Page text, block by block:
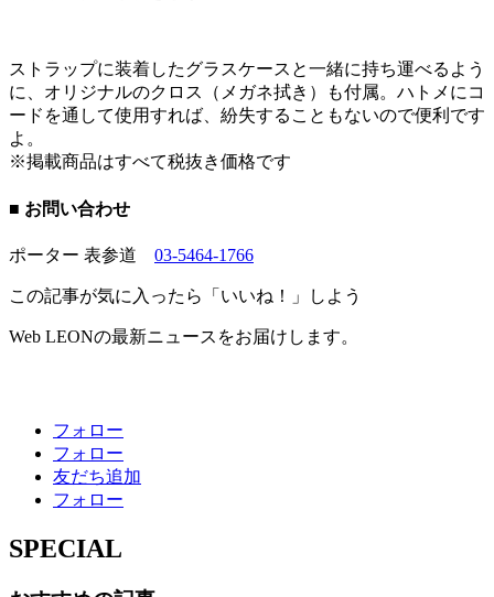
ストラップに装着したグラスケースと一緒に持ち運べるよう
に、オリジナルのクロス（メガネ拭き）も付属。ハトメにコ
ードを通して使用すれば、紛失することもないので便利です
よ。
※掲載商品はすべて税抜き価格です
■ お問い合わせ
ポーター 表参道 03-5464-1766
この記事が気に入ったら「いいね！」しよう
Web LEONの最新ニュースをお届けします。
フォロー
フォロー
友だち追加
フォロー
SPECIAL